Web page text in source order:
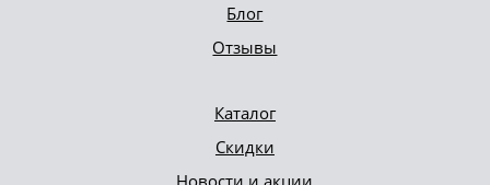
Блог
Отзывы
Каталог
Скидки
Новости и акции